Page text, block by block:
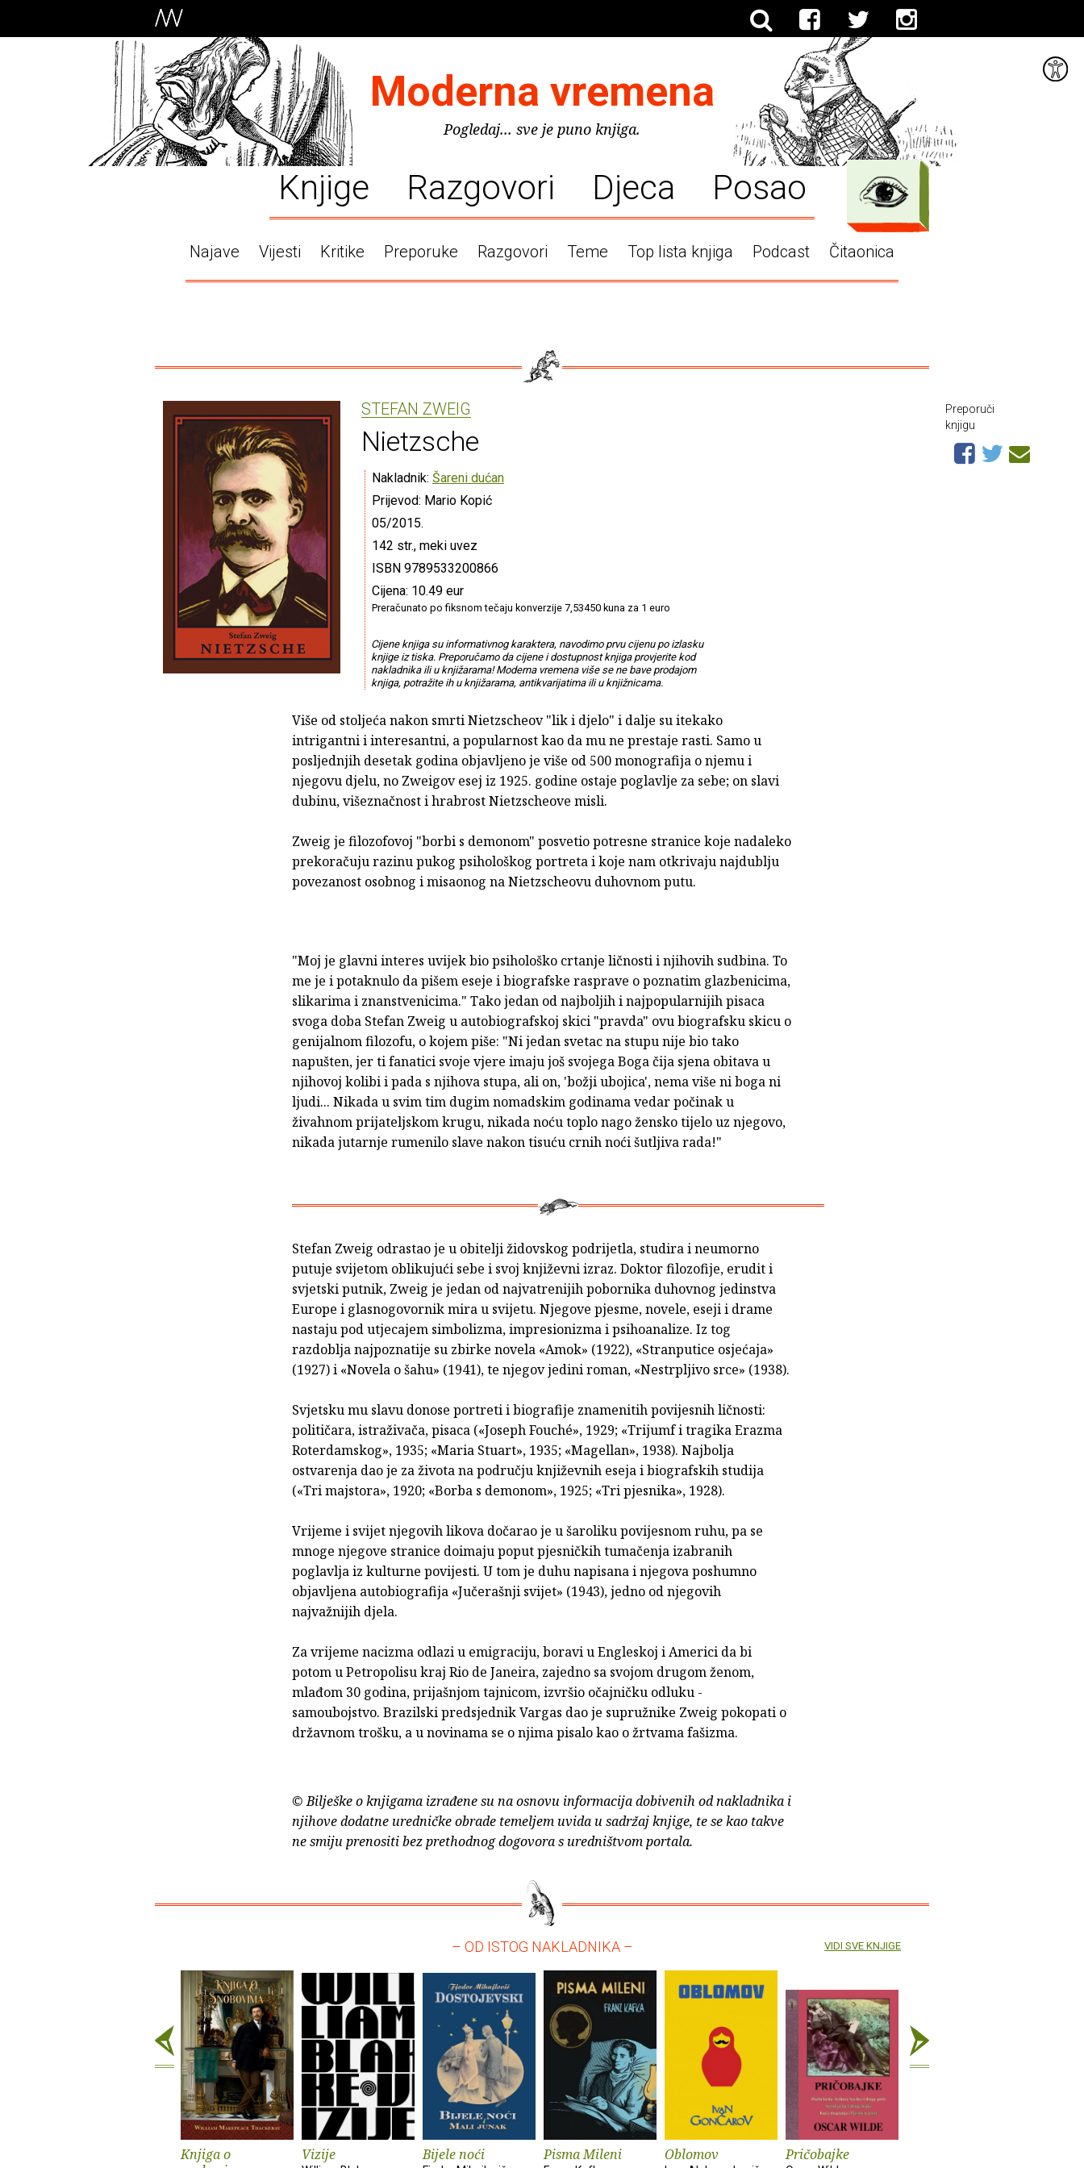
Moderna vremena
Pogledaj... sve je puno knjiga.
Knjige Razgovori Djeca Posao
Najave Vijesti Kritike Preporuke Razgovori Teme Top lista knjiga Podcast Čitaonica
STEFAN ZWEIG
Nietzsche
Nakladnik: Šareni dućan
Prijevod: Mario Kopić
05/2015.
142 str., meki uvez
ISBN 9789533200866
Cijena: 10.49 eur
Preračunato po fiksnom tečaju konverzije 7,53450 kuna za 1 euro
Cijene knjiga su informativnog karaktera, navodimo prvu cijenu po izlasku
knjige iz tiska. Preporučamo da cijene i dostupnost knjiga provjerite kod
nakladnika ili u knjižarama! Moderna vremena više se ne bave prodajom
knjiga, potražite ih u knjižarama, antikvarijatima ili u knjižnicama.
Više od stoljeća nakon smrti Nietzscheov "lik i djelo" i dalje su itekako
intrigantni i interesantni, a popularnost kao da mu ne prestaje rasti. Samo u
posljednjih desetak godina objavljeno je više od 500 monografija o njemu i
njegovu djelu, no Zweigov esej iz 1925. godine ostaje poglavlje za sebe; on slavi
dubinu, višeznačnost i hrabrost Nietzscheove misli.
Zweig je filozofovoj "borbi s demonom" posvetio potresne stranice koje nadaleko
prekoračuju razinu pukog psihološkog portreta i koje nam otkrivaju najdublju
povezanost osobnog i misaonog na Nietzscheovu duhovnom putu.
"Moj je glavni interes uvijek bio psihološko crtanje ličnosti i njihovih sudbina. To
me je i potaknulo da pišem eseje i biografske rasprave o poznatim glazbenicima,
slikarima i znanstvenicima." Tako jedan od najboljih i najpopularnijih pisaca
svoga doba Stefan Zweig u autobiografskoj skici "pravda" ovu biografsku skicu o
genijalnom filozofu, o kojem piše: "Ni jedan svetac na stupu nije bio tako
napušten, jer ti fanatici svoje vjere imaju još svojega Boga čija sjena obitava u
njihovoj kolibi i pada s njihova stupa, ali on, 'božji ubojica', nema više ni boga ni
ljudi... Nikada u svim tim dugim nomadskim godinama vedar počinak u
živahnom prijateljskom krugu, nikada noću toplo nago žensko tijelo uz njegovo,
nikada jutarnje rumenilo slave nakon tisuću crnih noći šutljiva rada!"
Stefan Zweig odrastao je u obitelji židovskog podrijetla, studira i neumorno
putuje svijetom oblikujući sebe i svoj književni izraz. Doktor filozofije, erudit i
svjetski putnik, Zweig je jedan od najvatrenijih pobornika duhovnog jedinstva
Europe i glasnogovornik mira u svijetu. Njegove pjesme, novele, eseji i drame
nastaju pod utjecajem simbolizma, impresionizma i psihoanalize. Iz tog
razdoblja najpoznatije su zbirke novela «Amok» (1922), «Stranputice osjećaja»
(1927) i «Novela o šahu» (1941), te njegov jedini roman, «Nestrpljivo srce» (1938).
Svjetsku mu slavu donose portreti i biografije znamenitih povijesnih ličnosti:
političara, istraživača, pisaca («Joseph Fouché», 1929; «Trijumf i tragika Erazma
Roterdamskog», 1935; «Maria Stuart», 1935; «Magellan», 1938). Najbolja
ostvarenja dao je za života na području književnih eseja i biografskih studija
(«Tri majstora», 1920; «Borba s demonom», 1925; «Tri pjesnika», 1928).
Vrijeme i svijet njegovih likova dočarao je u šaroliku povijesnom ruhu, pa se
mnoge njegove stranice doimaju poput pjesničkih tumačenja izabranih
poglavlja iz kulturne povijesti. U tom je duhu napisana i njegova poshumno
objavljena autobiografija «Jučerašnji svijet» (1943), jedno od njegovih
najvažnijih djela.
Za vrijeme nacizma odlazi u emigraciju, boravi u Engleskoj i Americi da bi
potom u Petropolisu kraj Rio de Janeira, zajedno sa svojom drugom ženom,
mlađom 30 godina, prijašnjom tajnicom, izvršio očajničku odluku -
samoubojstvo. Brazilski predsjednik Vargas dao je supružnike Zweig pokopati o
državnom trošku, a u novinama se o njima pisalo kao o žrtvama fašizma.
© Bilješke o knjigama izrađene su na osnovu informacija dobivenih od nakladnika i
njihove dodatne uredničke obrade temeljem uvida u sadržaj knjige, te se kao takve
ne smiju prenositi bez prethodnog dogovora s uredništvom portala.
Preporuči
knjigu
– OD ISTOG NAKLADNIKA –
Knjiga o
Vizije Bijele noći Pisma Mileni Oblomov Pričobajke
VIDI SVE KNJIGE